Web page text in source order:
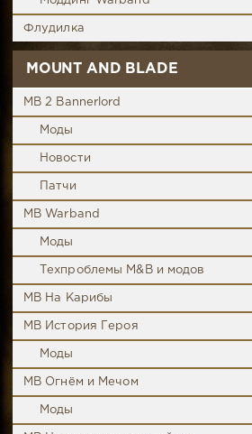
Флудилка
MOUNT AND BLADE
MB 2 Bannerlord
Моды
Новости
Патчи
MB Warband
Моды
Техпроблемы M&B и модов
MB На Карибы
MB История Героя
Моды
MB Огнём и Мечом
Моды